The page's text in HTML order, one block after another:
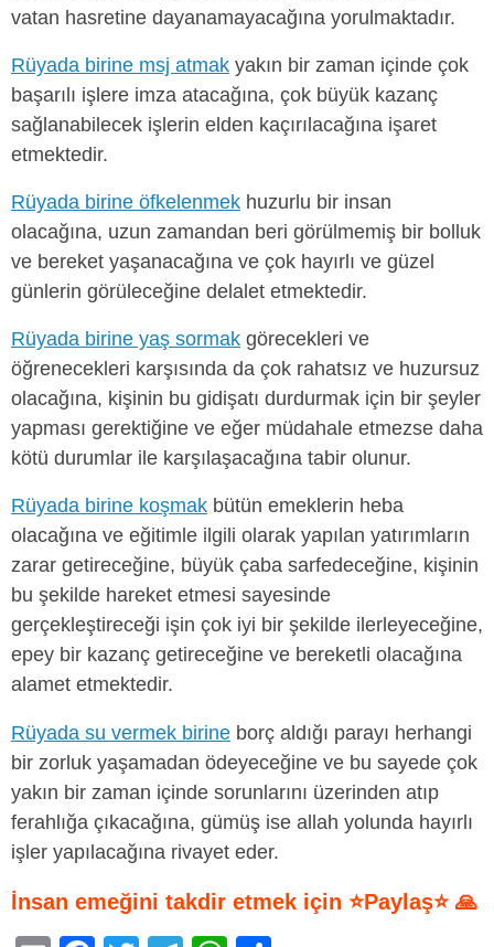
vatan hasretine dayanamayacağına yorulmaktadır.
Rüyada birine msj atmak yakın bir zaman içinde çok
başarılı işlere imza atacağına, çok büyük kazanç
sağlanabilecek işlerin elden kaçırılacağına işaret
etmektedir.
Rüyada birine öfkelenmek huzurlu bir insan
olacağına, uzun zamandan beri görülmemiş bir bolluk
ve bereket yaşanacağına ve çok hayırlı ve güzel
günlerin görüleceğine delalet etmektedir.
Rüyada birine yaş sormak görecekleri ve
öğrenecekleri karşısında da çok rahatsız ve huzursuz
olacağına, kişinin bu gidişatı durdurmak için bir şeyler
yapması gerektiğine ve eğer müdahale etmezse daha
kötü durumlar ile karşılaşacağına tabir olunur.
Rüyada birine koşmak bütün emeklerin heba
olacağına ve eğitimle ilgili olarak yapılan yatırımların
zarar getireceğine, büyük çaba sarfedeceğine, kişinin
bu şekilde hareket etmesi sayesinde
gerçekleştireceği işin çok iyi bir şekilde ilerleyeceğine,
epey bir kazanç getireceğine ve bereketli olacağına
alamet etmektedir.
Rüyada su vermek birine borç aldığı parayı herhangi
bir zorluk yaşamadan ödeyeceğine ve bu sayede çok
yakın bir zaman içinde sorunlarını üzerinden atıp
ferahlığa çıkacağına, gümüş ise allah yolunda hayırlı
işler yapılacağına rivayet eder.
İnsan emeğini takdir etmek için ⭐Paylaş⭐ 🙏